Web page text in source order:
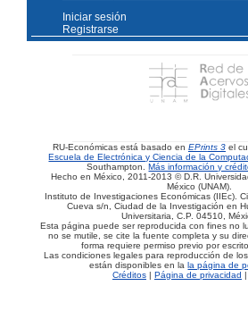
Iniciar sesión
Registrarse
RU-Económicas está basado en EPrints 3 el
Escuela de Electrónica y Ciencia de la
Southampton.Más información y
Hecho en México, 2011-2013 © D.R.
México (UNAM).
Instituto de Investigaciones Económicas (IIEc).
Cueva s/n, Ciudad de la Investigación en
Universitaria, C.P. 04510,
Esta página puede ser reproducida con fines no
no se mutile, se cite la fuente completa y su
forma requiere permiso previo por
Las condiciones legales para reproducción de
están disponibles en lala página de
Créditos| Página de privacidad |